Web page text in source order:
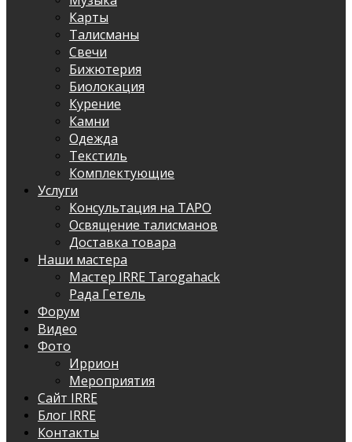
Карты
Талисманы
Свечи
Бижютерия
Биолокация
Курение
Камни
Одежда
Текстиль
Комплектующие
Услуги
Консультация на ТАРО
Освящение талисманов
Доставка товара
Наши мастера
Мастер IRRE Tarogahack
Рада Гетель
Форум
Видео
Фото
Иррион
Мероприятия
Сайт IRRE
Блог IRRE
Контакты